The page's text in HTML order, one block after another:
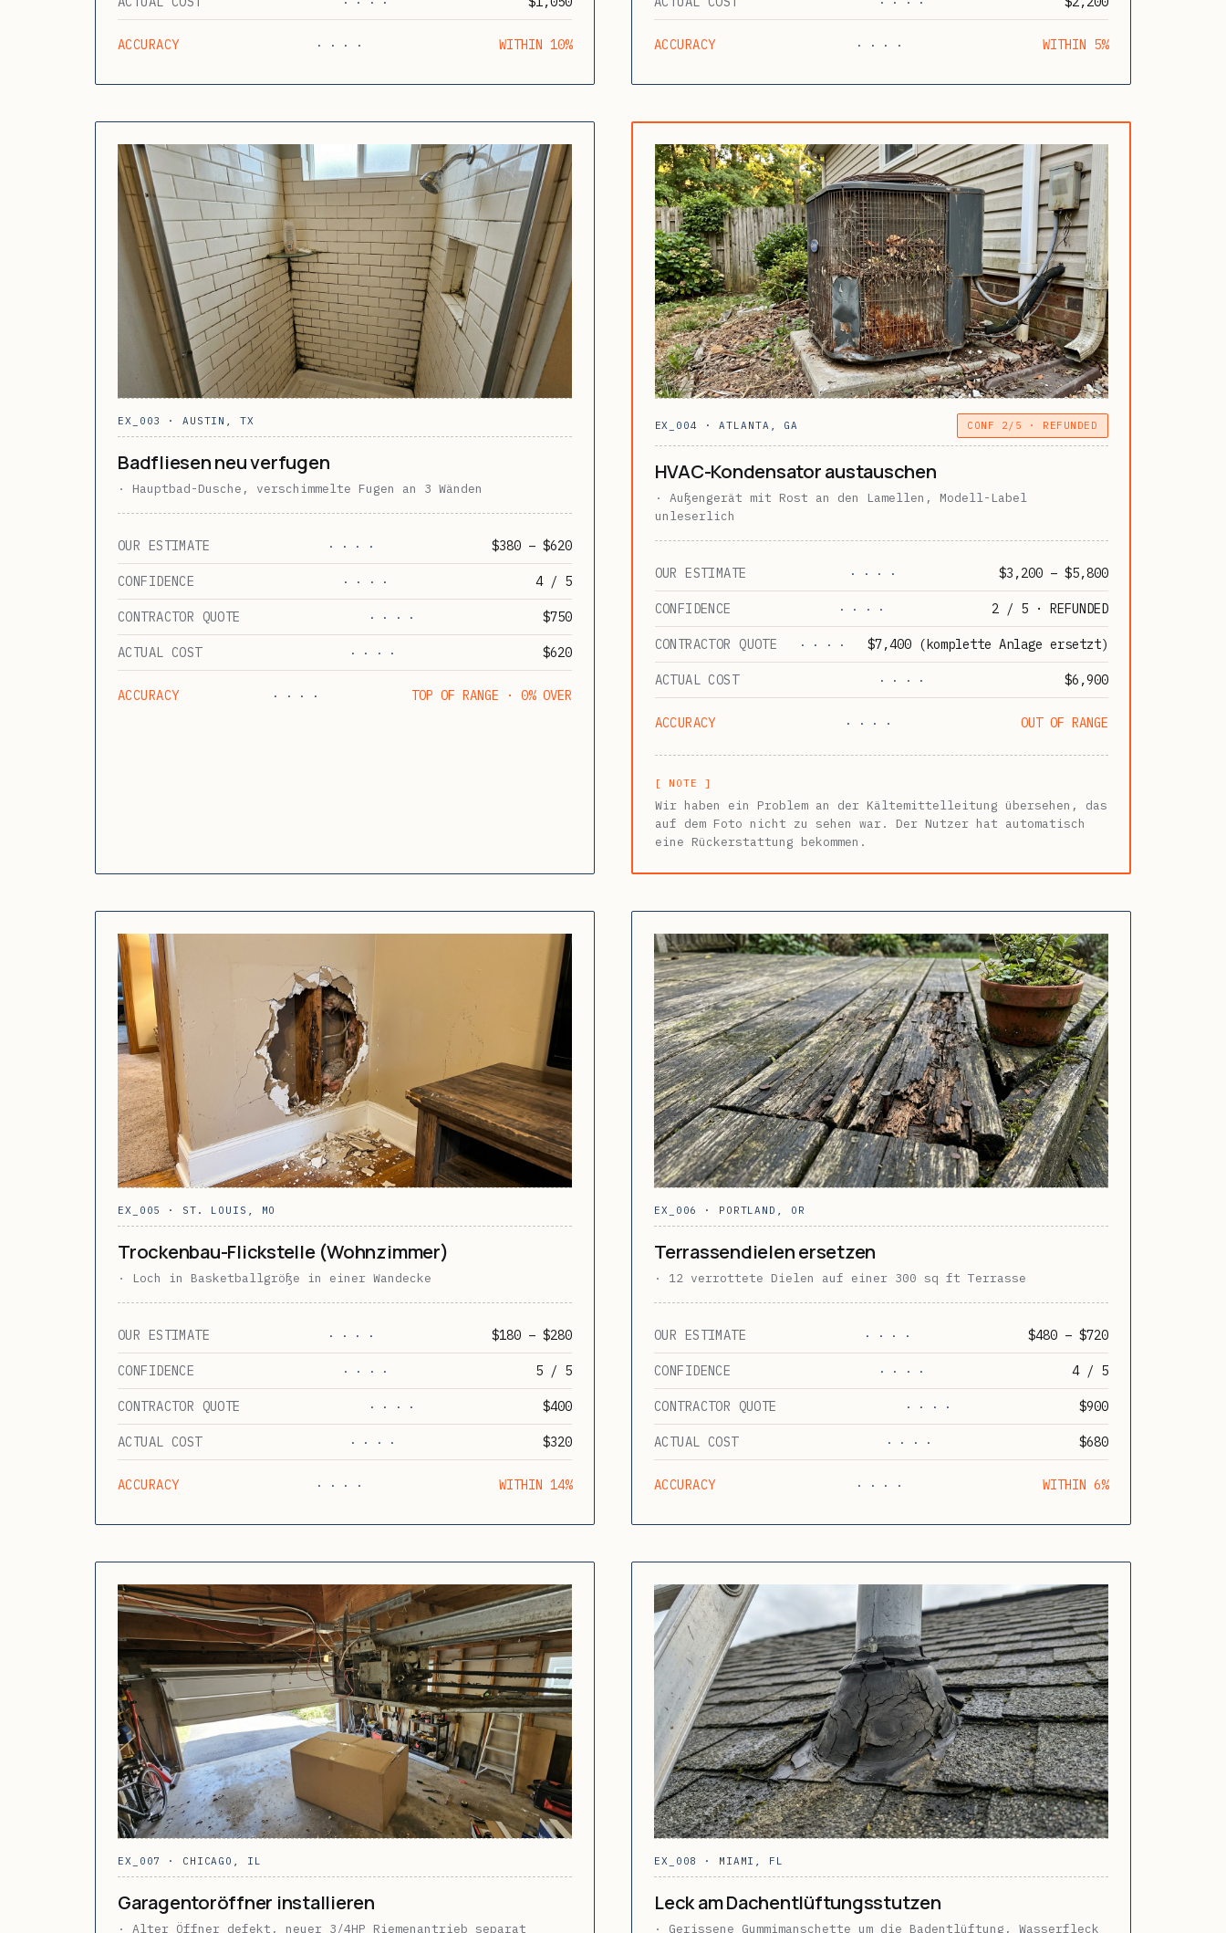
ACCURACY · · · · WITHIN 10% ACCURACY · · · · WITHIN 5%
EX_003 · AUSTIN, TX
Badfliesen neu verfugen
· Hauptbad-Dusche, verschimmelte Fugen an 3 Wänden
OUR ESTIMATE · · · · $380 – $620
CONFIDENCE · · · · 4 / 5
CONTRACTOR QUOTE · · · · $750
ACTUAL COST · · · · $620
ACCURACY · · · · TOP OF RANGE · 0% OVER
EX_004 · ATLANTA, GA CONF 2/5 · REFUNDED
HVAC-Kondensator austauschen
· Außengerät mit Rost an den Lamellen, Modell-Label
unleserlich
OUR ESTIMATE · · · · $3,200 – $5,800
CONFIDENCE · · · · 2 / 5 · REFUNDED
CONTRACTOR QUOTE · · · · $7,400 (komplette Anlage ersetzt)
ACTUAL COST · · · · $6,900
ACCURACY · · · · OUT OF RANGE
[ NOTE ]
Wir haben ein Problem an der Kältemittelleitung übersehen, das
auf dem Foto nicht zu sehen war. Der Nutzer hat automatisch
eine Rückerstattung bekommen.
EX_005 · ST. LOUIS, MO
Trockenbau-Flickstelle (Wohnzimmer)
· Loch in Basketballgröße in einer Wandecke
OUR ESTIMATE · · · · $180 – $280
CONFIDENCE · · · · 5 / 5
CONTRACTOR QUOTE · · · · $400
ACTUAL COST · · · · $320
ACCURACY · · · · WITHIN 14%
EX_006 · PORTLAND, OR
Terrassendielen ersetzen
· 12 verrottete Dielen auf einer 300 sq ft Terrasse
OUR ESTIMATE · · · · $480 – $720
CONFIDENCE · · · · 4 / 5
CONTRACTOR QUOTE · · · · $900
ACTUAL COST · · · · $680
ACCURACY · · · · WITHIN 6%
EX_007 · CHICAGO, IL
Garagentoröffner installieren
· Alter Öffner defekt, neuer 3/4HP Riemenantrieb separat
EX_008 · MIAMI, FL
Leck am Dachentlüftungsstutzen
· Gerissene Gummimanschette um die Badentlüftung, Wasserfleck